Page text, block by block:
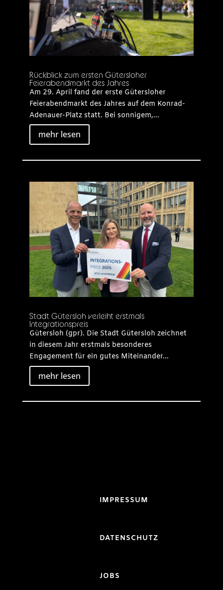
Rückblick zum ersten Gütersloher
Feierabendmarkt des Jahres
Am 29. April fand der erste Gütersloher
Feierabendmarkt des Jahres auf dem Konrad-
Adenauer-Platz statt. Bei sonnigem,...
mehr lesen
Stadt Gütersloh verleiht erstmals
Integrationspreis
Gütersloh (gpr). Die Stadt Gütersloh zeichnet
in diesem Jahr erstmals besonderes
Engagement für ein gutes Miteinander...
mehr lesen
IMPRESSUM
DATENSCHUTZ
JOBS